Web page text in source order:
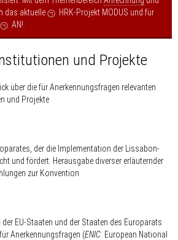
das aktuelle HRK-Projekt MODUS und für
AN!
und Projekte
über die für Anerkennungsfragen relevanten
und Projekte
der die Implementation der Lissabon-
und fördert. Herausgabe diverser erläuternder
zur Konvention
EU-Staaten und der Staaten des Europarats
Anerkennungsfragen (ENIC: European National